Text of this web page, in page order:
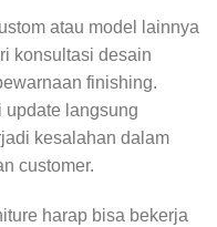
atau model lainnya
konsultasi desain
finishing.
update langsung
kesalahan dalam
customer.
harap bisa bekerja